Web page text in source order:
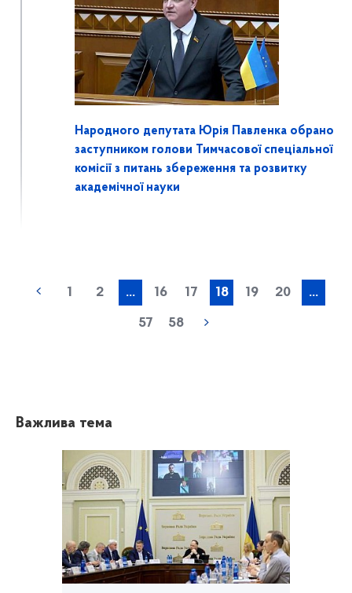
Народного депутата Юрія Павленка обрано
заступником голови Тимчасової спеціальної
комісії з питань збереження та розвитку
академічної науки
1 2 ... 16 17 18 19 20 ...
57 58
Важлива тема